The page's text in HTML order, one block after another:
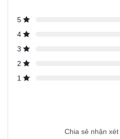
5
4
3
2
1
Chia sẻ nhận